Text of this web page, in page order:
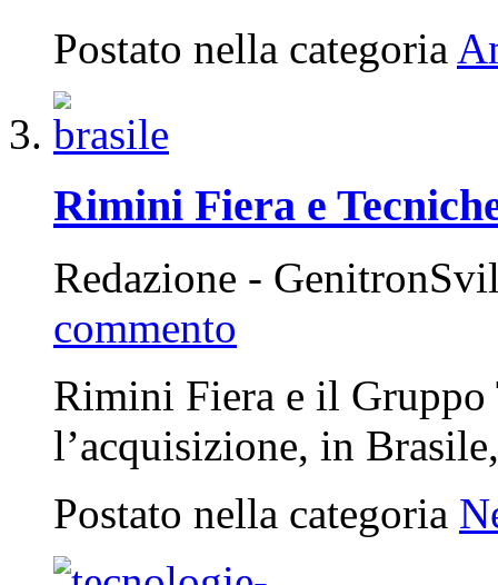
Postato nella categoria
Rimini Fiera e
Redazione -
commento
Rimini Fiera e il Gruppo
l’acquisizione, in
Postato nella categoria